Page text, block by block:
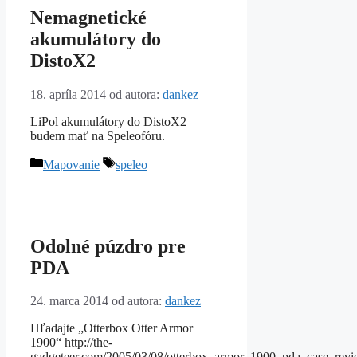
Nemagnetické
akumulátory do
DistoX2
18. apríla 2014 od autora: dankez
LiPol akumulátory do DistoX2
budem mať na Speleofóru.
Kategórie
Mapovanie Značky
speleo
Odolné púzdro pre
PDA
24. marca 2014 od autora: dankez
Hľadajte „Otterbox Otter Armor
1900“ http://the-